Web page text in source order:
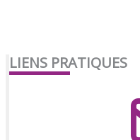
LIENS PRATIQUES